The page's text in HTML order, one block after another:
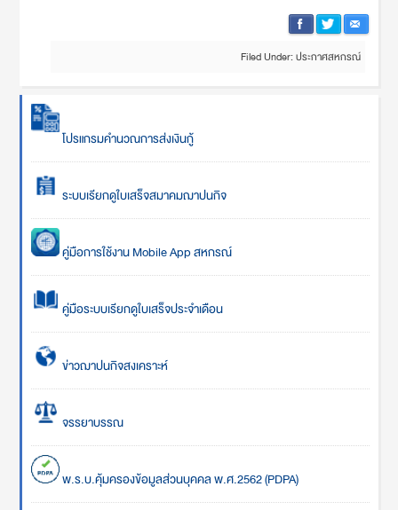
Filed Under:ประกาศสหกรณ์
โปรแกรมคำนวณการส่งเงินกู้
ระบบเรียกดูใบเสร็จสมาคมฌาปนกิจ
คู่มือการใช้งาน Mobile App สหกรณ์
คู่มือระบบเรียกดูใบเสร็จประจำเดือน
ข่าวฌาปนกิจสงเคราะห์
จรรยาบรรณ
พ.ร.บ.คุ้มครองข้อมูลส่วนบุคคล พ.ศ.2562 (PDPA)